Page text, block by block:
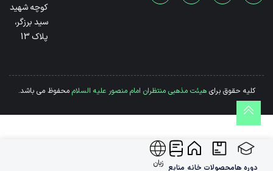
کوچه شهید
سید برزگر،
پلاک 13
کلیه حقوق برایهیئت مذهبی منتظران امام منصور علیه السلاممحفوظ می باشد.
دوره هامحصولات خانه منابع زبان